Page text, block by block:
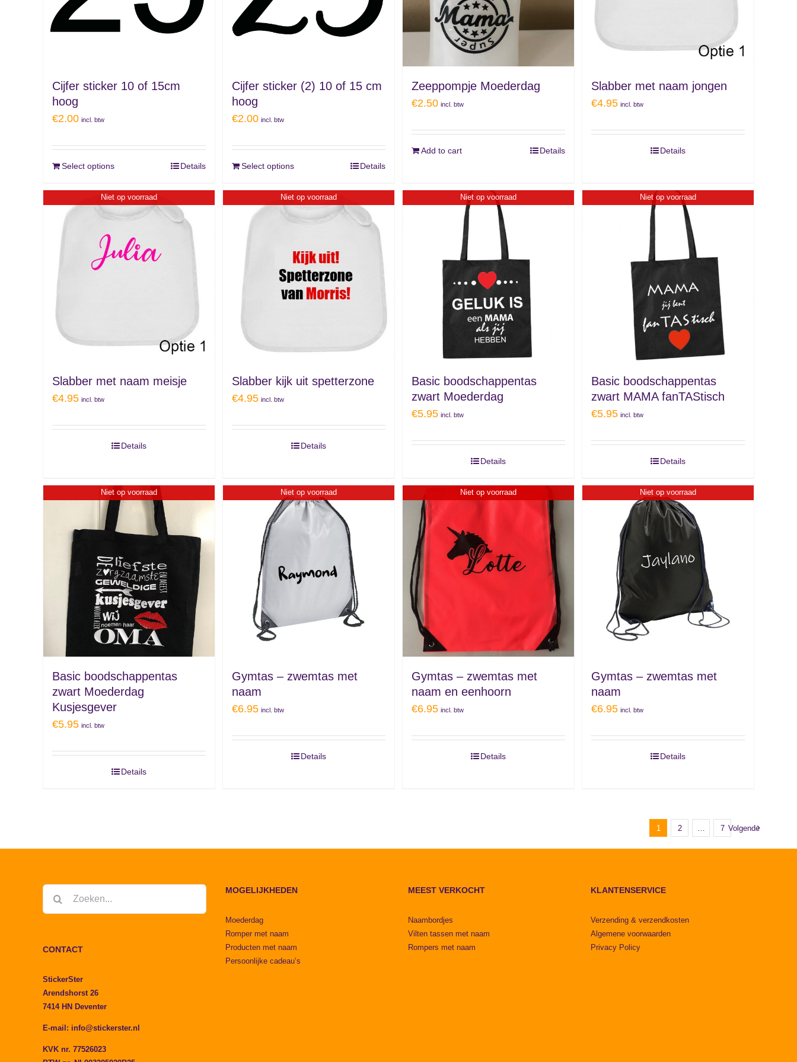
Cijfer sticker 10 of 15cm
hoog
€2.00 incl. btw
Select options Details
Cijfer sticker (2) 10 of 15 cm
hoog
€2.00 incl. btw
Select options Details
Zeeppompje Moederdag
€2.50 incl. btw
Add to cart Details
Slabber met naam jongen
€4.95 incl. btw
Details
Niet op voorraad
Slabber met naam meisje
€4.95 incl. btw
Details
Niet op voorraad
Slabber kijk uit spetterzone
€4.95 incl. btw
Details
Niet op voorraad
Basic boodschappentas
zwart Moederdag
€5.95 incl. btw
Details
Niet op voorraad
Basic boodschappentas
zwart MAMA fanTAStisch
€5.95 incl. btw
Details
Niet op voorraad
Basic boodschappentas
zwart Moederdag
Kusjesgever
€5.95 incl. btw
Details
Niet op voorraad
Gymtas – zwemtas met
naam
€6.95 incl. btw
Details
Niet op voorraad
Gymtas – zwemtas met
naam en eenhoorn
€6.95 incl. btw
Details
Niet op voorraad
Gymtas – zwemtas met
naam
€6.95 incl. btw
Details
1 2 7 Volgende
naar:
CONTACT
StickerSter
Arendshorst 26
7414 HN Deventer
E-mail: info@stickerster.nl
KVK nr. 77526023
MOGELIJKHEDEN
Moederdag
Romper met naam
Producten met naam
Persoonlijke cadeau’s
MEEST VERKOCHT
Naambordjes
Vilten tassen met naam
Rompers met naam
KLANTENSERVICE
Verzending & verzendkosten
Algemene voorwaarden
Privacy Policy